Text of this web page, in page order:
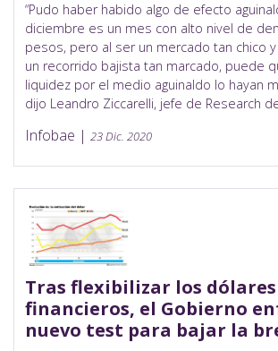
“Pudo haber habido algo de efecto
diciembre es un mes con alto nivel de
pesos, pero al ser un mercado tan chico
un recorrido bajista tan marcado, puede
liquidez por el medio aguinaldo lo hayan
dijo Leandro Ziccarelli, jefe de Research
Infobae | 23 Dic. 2020
Tras flexibilizar los dólares
financieros, el Gobierno
nuevo test para bajar la